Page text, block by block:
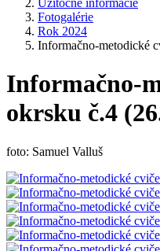
Užitočné informácie
Fotogalérie
Rok 2024
Informačno-metodické
Informačno-
okrsku č.4
foto: Samuel Valluš